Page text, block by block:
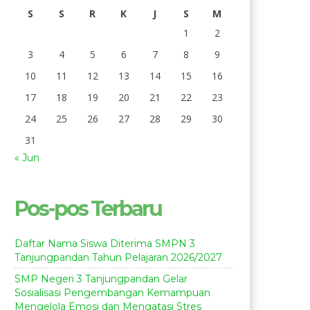
S S R K J S
M
1
2
3
4 5 6 7 8
9
10
11 12 13 14 15
16
17
18 19 20 21 22
23
24
25 26 27 28 29
30
31
« Jun
Pos-pos Terbaru
Daftar Nama Siswa Diterima SMPN 3
Tanjungpandan Tahun Pelajaran 2026/2027
SMP Negeri 3 Tanjungpandan Gelar
Sosialisasi Pengembangan Kemampuan
Mengelola Emosi dan Mengatasi Stres